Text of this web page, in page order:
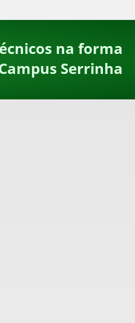
na forma
Serrinha